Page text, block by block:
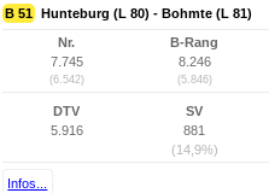
B 51 Hunteburg (L 80) - Bohmte (L 81)
Nr.
7.745
(6.542)
B-Rang
8.246
(5.846)
DTV
5.916
SV
881
(14,9%)
Infos...